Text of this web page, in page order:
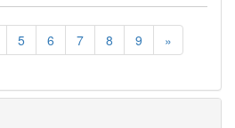
5 6 7 8 9 »